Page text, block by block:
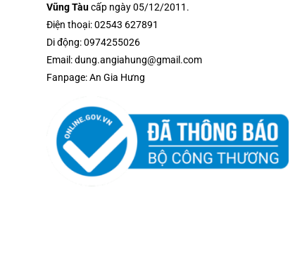
Vũng Tàucấp ngày 05/12/2011.
Điện thoại:02543 627891
Di động:0974255026
Email:dung.angiahung@gmail.com
Fanpage:An Gia Hưng